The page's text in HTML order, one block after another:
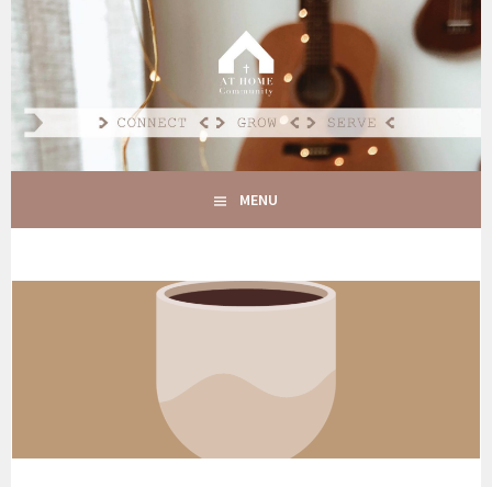
Spring
inhoud
AT HOME COMMUNITY
CONNECT GROW SERVE
MENU